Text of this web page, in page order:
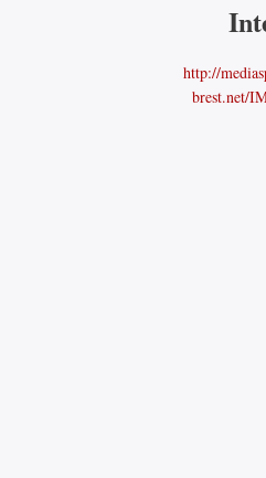
http://
brest.net/